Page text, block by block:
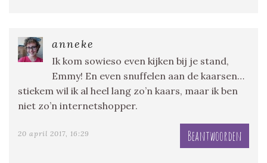
anneke
Ik kom sowieso even kijken bij je stand,
Emmy! En even snuffelen aan de kaarsen…
stiekem wil ik al heel lang zo’n kaars, maar ik ben
niet zo’n internetshopper.
20 april 2017, 16:29 Beantwoorden